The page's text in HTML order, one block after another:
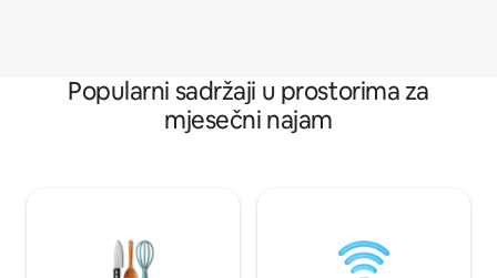
Popularni sadržaji u prostorima za
mjesečni najam